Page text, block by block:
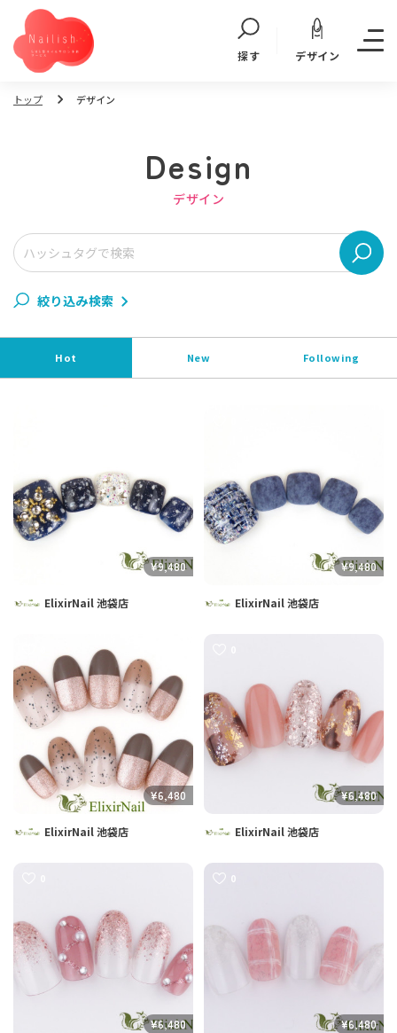
探す デザイン
トップ デザイン
Design
デザイン
絞り込み検索
Hot New Following
¥9,480
ElixirNail 池袋店
¥9,480
ElixirNail 池袋店
¥6,480
ElixirNail 池袋店
¥6,480
ElixirNail 池袋店
¥6,480 ¥6,480
0